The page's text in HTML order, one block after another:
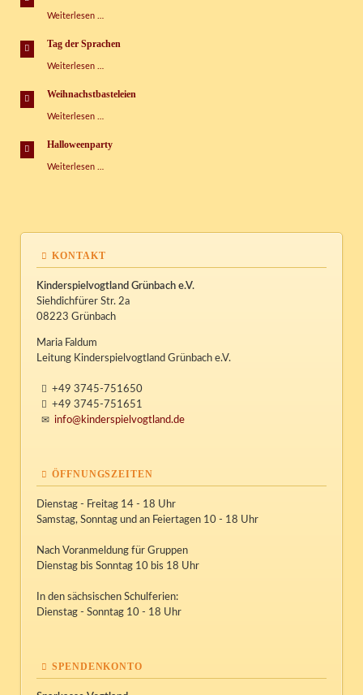
Weiterlesen …
Tag der Sprachen
Weiterlesen …
Sprachen
Weihnachstbasteleien
Weiterlesen …
Halloweenparty
Weiterlesen …
KONTAKT
Kinderspielvogtland Grünbach e.V.
Siehdichfürer Str. 2a
08223 Grünbach
Maria Faldum
Leitung Kinderspielvogtland Grünbach e.V.
+49 3745-751650
+49 3745-751651
info@kinderspielvogtland.de
ÖFFNUNGSZEITEN
Dienstag - Freitag 14 - 18 Uhr
Samstag, Sonntag und an Feiertagen 10 - 18 Uhr
Nach Voranmeldung für Gruppen
Dienstag bis Sonntag 10 bis 18 Uhr
In den sächsischen Schulferien:
Dienstag - Sonntag 10 - 18 Uhr
SPENDENKONTO